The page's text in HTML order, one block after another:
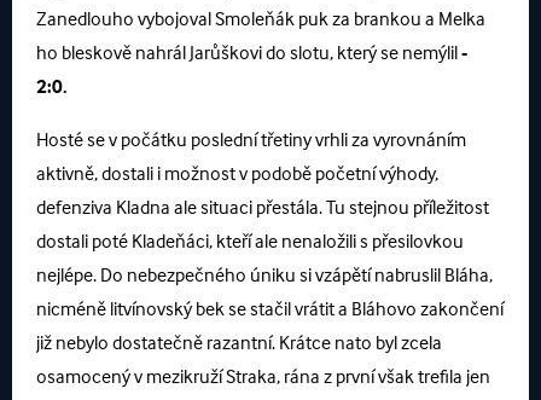
Zanedlouho vybojoval Smoleňák puk za brankou a Melka
ho bleskově nahrál Jarůškovi do slotu, který se nemýlil-
2:0.
Hosté se v počátku poslední třetiny vrhli za vyrovnáním
aktivně, dostali i možnost v podobě početní výhody,
defenziva Kladna ale situaci přestála. Tu stejnou příležitost
dostali poté Kladeňáci, kteří ale nenaložili s přesilovkou
nejlépe. Do nebezpečného úniku si vzápětí nabruslil Bláha,
nicméně litvínovský bek se stačil vrátit a Bláhovo zakončení
již nebylo dostatečně razantní. Krátce nato byl zcela
osamocený v mezikruží Straka, rána z první však trefila jen